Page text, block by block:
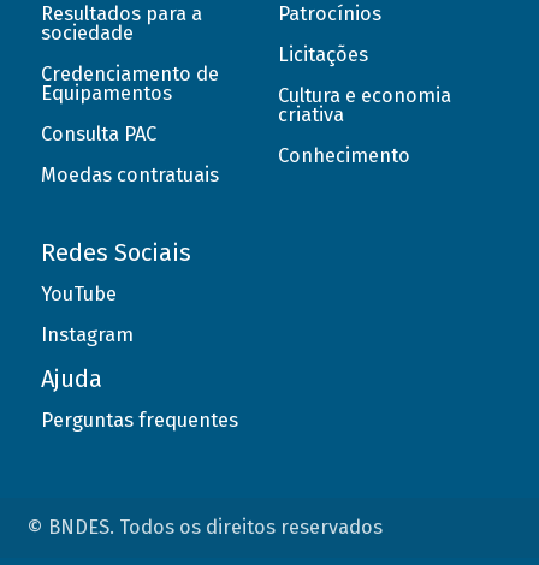
Resultados para a
sociedade
Credenciamento de
Equipamentos
Consulta PAC
Moedas contratuais
Patrocínios
Licitações
Cultura e economia
criativa
Conhecimento
Redes Sociais
YouTube
Instagram
Ajuda
Perguntas frequentes
© BNDES. Todos os direitos reservados